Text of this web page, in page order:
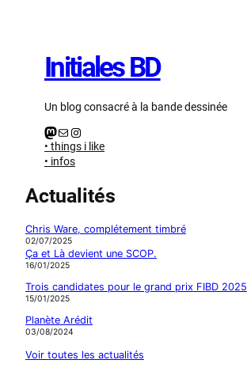
Initiales BD
Un blog consacré à la bande dessinée
Mastodon E-mail Instagram
• things i like
• infos
Actualités
Chris Ware, complétement timbré
02/07/2025
Ça et Là devient une SCOP.
16/01/2025
Trois candidates pour le grand prix FIBD 2025
15/01/2025
Planète Arédit
03/08/2024
Voir toutes les actualités